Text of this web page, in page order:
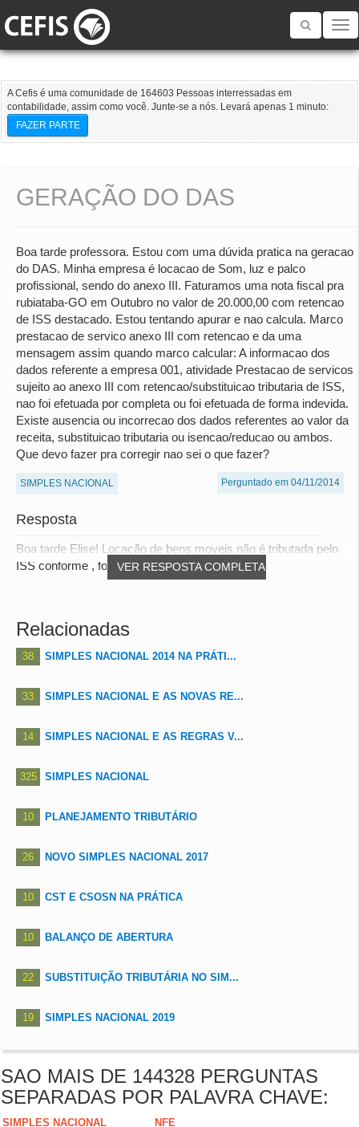
Toggle
A Cefis é uma comunidade de 164603 Pessoas interressadas em
contabilidade, assim como você. Junte-se a nós. Levará apenas 1 minuto:
FAZER PARTE
GERAÇÃO DO DAS
Boa tarde professora. Estou com uma dúvida pratica na geracao
do DAS. Minha empresa é locacao de Som, luz e palco
profissional, sendo do anexo III. Faturamos uma nota fiscal pra
rubiataba-GO em Outubro no valor de 20.000,00 com retencao
de ISS destacado. Estou tentando apurar e nao calcula. Marco
prestacao de servico anexo III com retencao e da uma
mensagem assim quando marco calcular: A informacao dos
dados referente a empresa 001, atividade Prestacao de servicos
sujeito ao anexo III com retencao/substituicao tributaria de ISS,
nao foi efetuada por completa ou foi efetuada de forma indevida.
Existe ausencia ou incorrecao dos dados referentes ao valor da
receita, substituicao tributaria ou isencao/reducao ou ambos.
Que devo fazer pra corregir nao sei o que fazer?
SIMPLES NACIONAL Perguntado em 04/11/2014
Resposta
VER RESPOSTA COMPLETA
Boa tarde Elise! Locação de bens moveis não é tributada pelo
ISS conforme , foi vedado o item 3.01...
Relacionadas
38 SIMPLES NACIONAL 2014 NA PRÁTI...
33 SIMPLES NACIONAL E AS NOVAS RE...
14 SIMPLES NACIONAL E AS REGRAS V...
325 SIMPLES NACIONAL
10 PLANEJAMENTO TRIBUTÁRIO
26 NOVO SIMPLES NACIONAL 2017
10 CST E CSOSN NA PRÁTICA
10 BALANÇO DE ABERTURA
22 SUBSTITUIÇÃO TRIBUTÁRIA NO SIM...
19 SIMPLES NACIONAL 2019
SAO MAIS DE 144328 PERGUNTAS
SEPARADAS POR PALAVRA CHAVE:
SIMPLES NACIONAL NFE